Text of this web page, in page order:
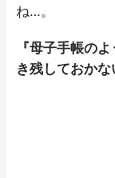
ね…。
『母子手帳の
き残しておかな